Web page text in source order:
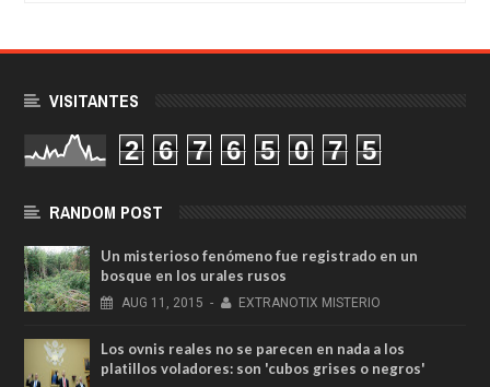
VISITANTES
2 6 7 6 5 0 7 5
RANDOM POST
Un misterioso fenómeno fue registrado en un
bosque en los urales rusos
AUG 11, 2015 - EXTRANOTIX MISTERIO
Los ovnis reales no se parecen en nada a los
platillos voladores: son 'cubos grises o negros'